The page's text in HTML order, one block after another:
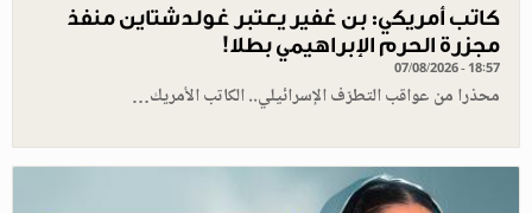
كاتب أمريكي: بن غفير يعتبر غولدشتاين منفذ
مجزرة الحرم الإبراهيمي بطلا!
07/08/2026 - 18:57
محذرا من عواقب التطرّف الإسرائيلي.. الكاتب الأمريك…